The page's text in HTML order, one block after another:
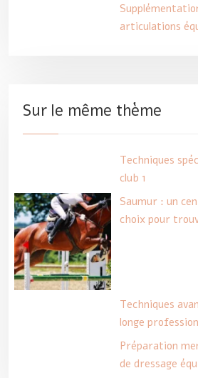
articulations
Sur le même thème
Techniques
club 1
Saumur : un
choix pour
Techniques
longe
Préparation
de dressage